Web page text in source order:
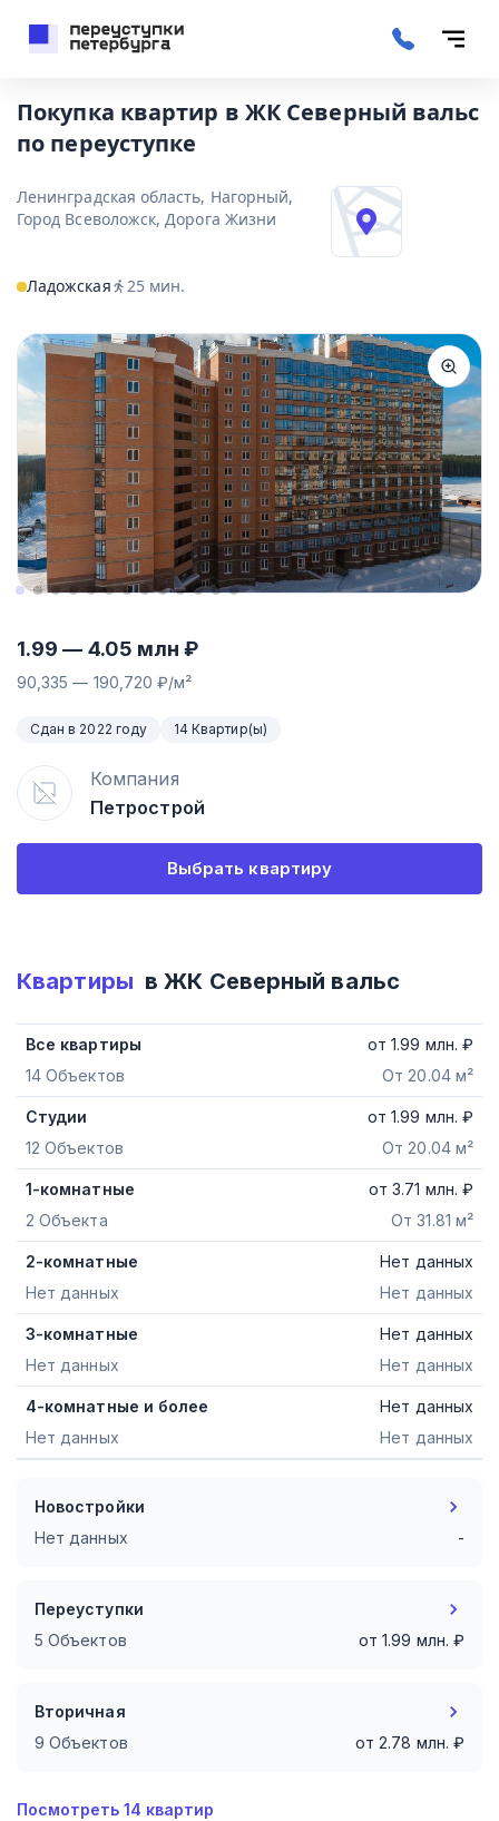
Покупка квартир в ЖК Северный вальс
по переуступке
Ленинградская область, Нагорный,
Город Всеволожск, Дорога Жизни
Ладожская 25мин.
1.99 — 4.05 млн ₽
90,335 — 190,720 ₽/м²
Сдан в 2022 году 14 Квартир(ы)
Компания
Петрострой
Выбрать квартиру
Квартиры в ЖК Северный вальс
Все квартиры
14 Объектов
От 20.04 м²
от1.99 млн. ₽
Студии
12 Объектов
От 20.04 м²
от1.99 млн. ₽
1-комнатные
2 Объекта
От 31.81 м²
от3.71 млн. ₽
2-комнатные
Нет данных
Нет данных
Нет данных
3-комнатные
Нет данных
Нет данных
Нет данных
4-комнатные и более
Нет данных
Нет данных
Нет данных
Новостройки
Нет данных
-
Переуступки
5 Объектов
от1.99 млн. ₽
Вторичная
9 Объектов
от2.78 млн. ₽
Посмотреть 14 квартир